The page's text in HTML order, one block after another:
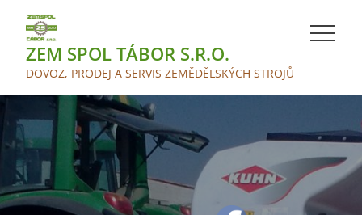
contentZEM SPOL TÁBOR S.R.O.
DOVOZ, PRODEJ A SERVIS ZEMĚDĚLSKÝCH STROJŮ